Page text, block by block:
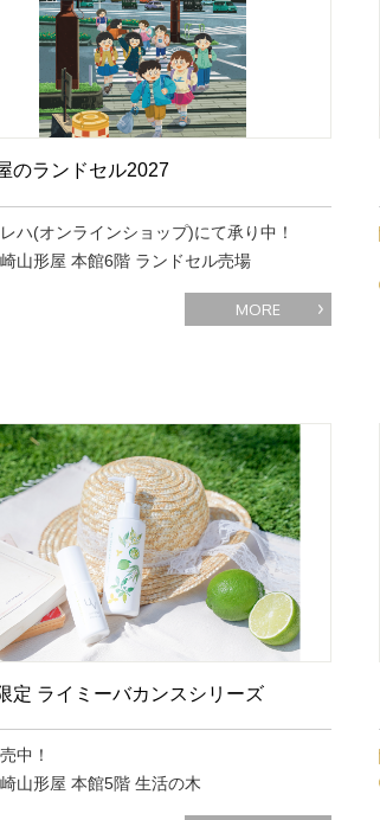
のランドセル2027
ハ(オンラインショップ)にて承り中！
山形屋 本館6階 ランドセル売場
MORE
定 ライミーバカンスシリーズ
中！
山形屋 本館5階 生活の木